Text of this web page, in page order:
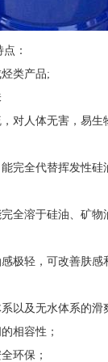
：
类产品;
对人体无害，易生
完全代替挥发性硅
全溶于硅油、矿物
极轻，可改善肤感
以及无水体系的滑
相容性；
环保；